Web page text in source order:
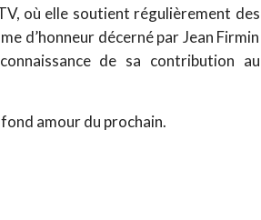
où elle soutient régulièrement des
d’honneur décerné par Jean Firmin
de sa contribution au
amour du prochain.